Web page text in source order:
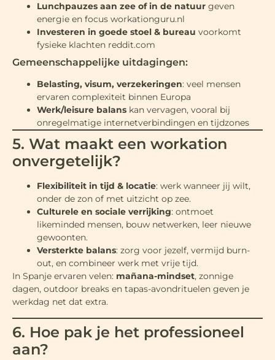
Lunchpauzes aan zee of in de natuur geven
energie en focus workationguru.nl
Investeren in goede stoel & bureau voorkomt
fysieke klachten reddit.com
Gemeenschappelijke uitdagingen:
Belasting, visum, verzekeringen: veel mensen
ervaren complexiteit binnen Europa
Werk/leisure balans kan vervagen, vooral bij
onregelmatige internetverbindingen en tijdzones
5. Wat maakt een workation
onvergetelijk?
Flexibiliteit in tijd & locatie: werk wanneer jij wilt,
onder de zon of met uitzicht op zee.
Culturele en sociale verrijking: ontmoet
likeminded mensen, bouw netwerken, leer nieuwe
gewoonten.
Versterkte balans: zorg voor jezelf, vermijd burn-
out, en combineer werk met vrije tijd.
In Spanje ervaren velen: mañana-mindset, zonnige
dagen, outdoor breaks en tapas-avondrituelen geven je
werkdag net dat extra.
6. Hoe pak je het professioneel
aan?